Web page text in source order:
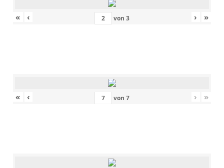
« ‹ von 3 › »
« ‹ von 7 › »